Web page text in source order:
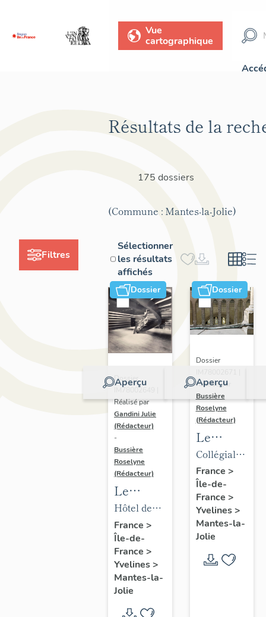
Vue
cartographique
Filtres
Résultats de la
175 dossiers
(Commune : Mantes-la-Jolie)
Sélectionner
les résultats
affichés
Dossier
Aperçu
Dossier
IM78002649 |
Réalisé par
Gandini Julie
(Rédacteur)
-
Bussière
Roselyne
(Rédacteur)
Le
mobilier
de l'hôtel
de ville
Hôtel de
ville
France >
Île-de-
France >
Yvelines>
Mantes-la-
Jolie
Dossier
Aperçu
Dossier
Réalisé par
Bussière
Roselyne
(Rédacteur)
Le
mobilier
de la
collégiale
Collégiale
Notre-
Dame
France >
Île-de-
France >
Yvelines>
Mantes-la-
Jolie